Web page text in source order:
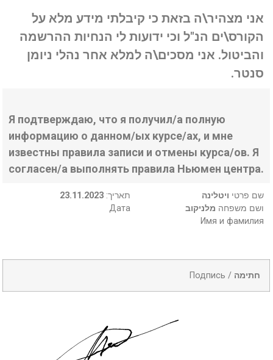
אני מצהיר\ה בזאת כי קיבלתי מידע מלא על
הקורס\ים הנ"ל וכי ידועות לי הנחיות ההרשמה
והביטול. אני מסכים\ה למלא אחר נהלי ניומן
סנטר.
Я подтверждаю, что я получил/а полную
информацию о данном/ых курсе/ах, и мне
известны правила записи и отмены курса/ов. Я
согласен/а выполнять правила Ньюмен центра.
23.11.2023 :תאריך
Дата
שם פרטי ויטלינה
ושם משפחה מלניקוב
Имя и фамилия
Подпись / חתימה